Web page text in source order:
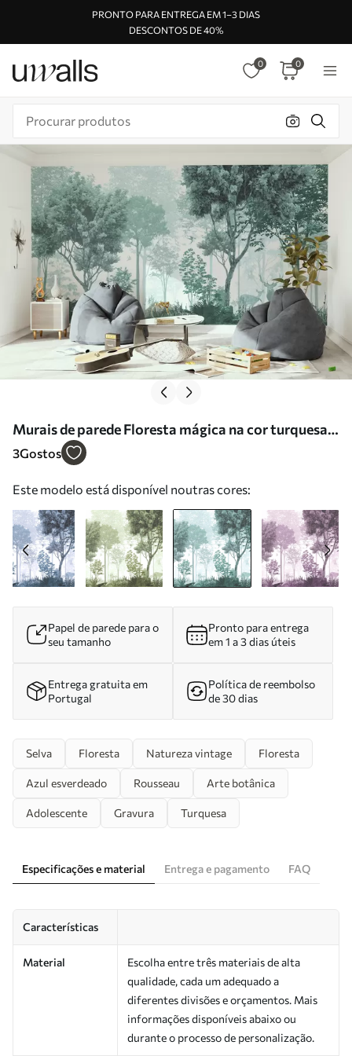
PRONTO PARA ENTREGA EM 1–3 DIAS
DESCONTOS DE 40%
0 0
Murais de parede Floresta mágica na cor turquesa
Nr. u72134v3
3Gostos
Este modelo está disponível noutras cores:
Papel de parede para o
seu tamanho
Pronto para entrega
em 1 a 3 dias úteis
Entrega gratuita em
Portugal
Política de reembolso
de 30 dias
Selva Floresta Natureza vintage Floresta
Azul esverdeado Rousseau Arte botânica
Adolescente Gravura Turquesa
Especificações e material Entrega e pagamento FAQ
Características
Material
Escolha entre três materiais de alta
qualidade, cada um adequado a
diferentes divisões e orçamentos. Mais
informações disponíveis abaixo ou
durante o processo de personalização.